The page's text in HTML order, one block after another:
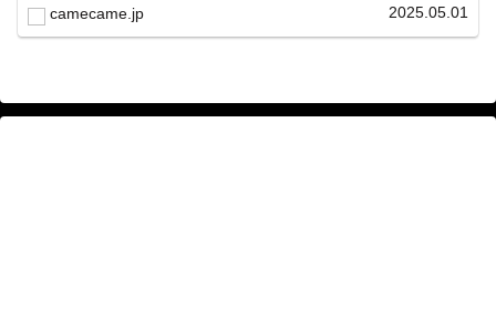
camecame.jp 2025.05.01